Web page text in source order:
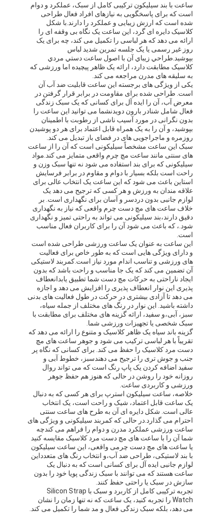
خانه
محصولات
درباره ما
ساعت با بند سیلیکون ترکیبی کامل از سبک، عملکرد و دوام
است که برای پاسخگویی به نیازهای افراد فعال طراحی
شده است که ارزش زیبایی و عملکرد را دارند.با شکل
کلاسیک دایره ای گرد، این ساعت یک نگاه بی وقفه ای را
ارائه می دهد که هر لباسی را تکمیل می کند، چه برای یک
روز غیر رسمی یا یک جلسه تمرین شدید لباس
بپوشید.طراحي زيباي آن با اصول ساعت دستي مردي
کلاسیک مطابقت دارد، ارائه یک ظاهر پیچیده اما ورزشی که
به سلیقه های مدرن مراجعه می کند.
یکی از ویژگی های برجسته این ساعت قابلیت ضد آب آن
است. طراحی شده برای مقاومت در برابر قرار گرفتن در
معرض آب، آن را ایده آل برای کسانی که یک سبک زندگی
فعال شامل شنادر بارون دويدنشما می توانید این ساعت را
بدون نگرانی در مورد آسیب ناشی از رطوبت با اطمینان
بپوشید، و آن را به یک همراه قابل اعتماد برای هر دو پوشیدن
روزمره و ماجراجویی های در فضای باز تبدیل می کند.
سبک این ساعت مشخصاً سیلیکونی است که آن را از ساعت
های سنتی مانند ساعت مچ چرم واقعی متمایز می کند.مواد
سیلیکونی که برای بند استفاده می شود نه تنها سبک وزن و
راحت است بلکه بسیار با دوام و مقاوم در برابر فرسایش
استاین باعث می شود که این ساعت یک انتخاب عالی برای
علاقه مندان به ورزش و هر کسی که ترجیح می دهد یک
لوازم جانبی بدون دردسر و آسان برای نگهداری است. بر
خلاف ساعت های مچ دست چرم واقعی که نیاز به نگهداری
دقیق دارند،بند سیلیکونی می تواند به راحتی تمیز و نگهداری
شود.، که باعث می شود آن را برای کاربران فعال مناسب
است.
این ساعت به عنوان یک ساعت ورزشی طراحی شده است
و دارای ویژگی هایی است که به طور خاص برای فعالیت
های ورزشی و تناسب اندام مورد نیاز است.کمربند لاستیکی
آن تضمین می کند که یک جا مناسب و راحت باشد که بدون
ایجاد ناراحتی به حرکات مچ دست شما تطبیق یابدانعطاف
پذیری این نوار انعطاف پذیری را افزایش می دهد و اجازه
می دهد تا آزادی بیشتری در حرکت در طول فعالیت های بدنی
داشته باشید. این نوار در رنگ های مختلف از جمله سیاه،
سبز، آبی،و سفيد، ارائه گزینه های مختلف برای مطابقت با
سبک شخصی یا تجهیزات ورزشی شما.
گزینه باند سیاه یک ظاهر کلاسیک و متنوع را ارائه می دهد که
تقریباً با هر لباسی ترکیب می شود و جوهر ساعت های مچ
دست مرد کلاسیک را حفظ می کند. برای کسانی که نگاه پر
جنب و جوش تری را ترجیح می دهندسبز، خطوط آبی و
سفید اضافه کردن یک پاپ رنگ است که می تواند روال
روزانه خود را روشن در حالی که هنوز هم حفظ جوهر
ورزشی و کاربردی ساعت.
خلاصه، ساعت سیلیکون استرپ برای هر کسی که به دنبال
یک ساعت قابل اعتماد، شیک و راحت است، یک انتخاب
عالی است. شکل دایره ای آن به طرح های ساعت سنتی
احترام می گذارد.در حالی که کمربند سیلیکونی و ویژگی های
ساعت ورزشی عملکرد مدرن و دوام را فراهم می کندچه
شما آن را با ساعت های مچ دست مرد کلاسیک مقایسه کنید
یا ساعت های مچ دست چرمی واقعی، این ساعت سیلیکون
با بند لاستیکی، طراحی ضد آب،و انتخاب رنگ های متعدداین
لوازم جانبی ایده آل برای کسانی است که به دنبال یک
ساعت هستند که می توانند با سبک زندگی پویا خود را بدون
سازش در سبک یا راحتی حفظ کنند.
تجربه ترکیبی کامل از کاربرد و سبک با Silicon Strap
Watch را تجربه کنید، یک ساعت که نه تنها زمان را نشان
می دهد، بلکه سبک زندگی فعال و مد شما را تکمیل می کند.